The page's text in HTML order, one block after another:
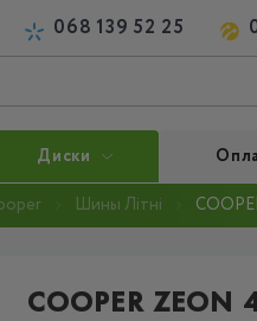
068 139 52 25
Диски
Шины Літні
COOPER ZEON